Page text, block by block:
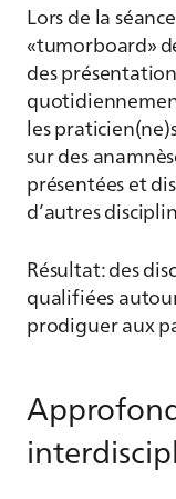
Lors de la
«tumorboard»
des
les
sur des
présentées et
d’autres
Résultat: des
qualifiées
prodiguer aux